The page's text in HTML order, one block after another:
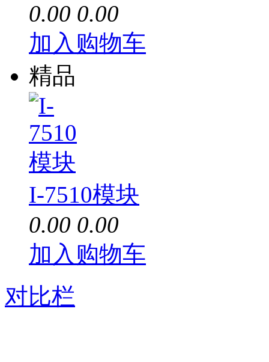
0.00 0.00
加入购物车
精品
I-7510模块
0.00 0.00
加入购物车
对比栏